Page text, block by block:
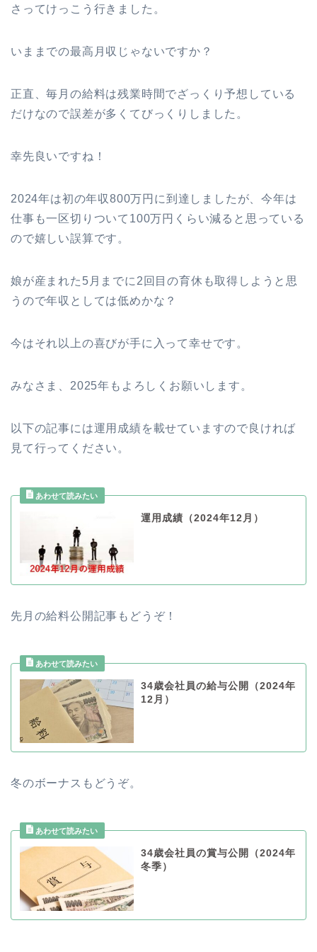
さってけっこう行きました。
いままでの最高月収じゃないですか？
正直、毎月の給料は残業時間でざっくり予想している
だけなので誤差が多くてびっくりしました。
幸先良いですね！
2024年は初の年収800万円に到達しましたが、今年は
仕事も一区切りついて100万円くらい減ると思っている
ので嬉しい誤算です。
娘が産まれた5月までに2回目の育休も取得しようと思
うので年収としては低めかな？
今はそれ以上の喜びが手に入って幸せです。
みなさま、2025年もよろしくお願いします。
以下の記事には運用成績を載せていますので良ければ
見て行ってください。
運用成績（2024年12月）
先月の給料公開記事もどうぞ！
34歳会社員の給与公開（2024年
12月）
冬のボーナスもどうぞ。
34歳会社員の賞与公開（2024年
冬季）